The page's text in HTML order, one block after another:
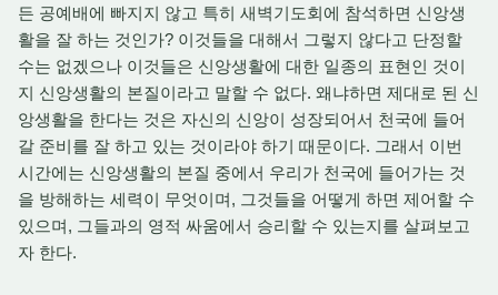
든 공예배에 빠지지 않고 특히 새벽기도회에 참석하면 신앙생
활을 잘 하는 것인가? 이것들을 대해서 그렇지 않다고 단정할
수는 없겠으나 이것들은 신앙생활에 대한 일종의 표현인 것이
지 신앙생활의 본질이라고 말할 수 없다. 왜냐하면 제대로 된 신
앙생활을 한다는 것은 자신의 신앙이 성장되어서 천국에 들어
갈 준비를 잘 하고 있는 것이라야 하기 때문이다. 그래서 이번
시간에는 신앙생활의 본질 중에서 우리가 천국에 들어가는 것
을 방해하는 세력이 무엇이며, 그것들을 어떻게 하면 제어할 수
있으며, 그들과의 영적 싸움에서 승리할 수 있는지를 살펴보고
자 한다.